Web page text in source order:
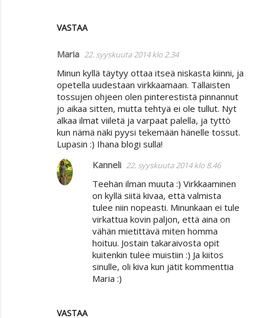
VASTAA
Maria 22. syyskuuta 2014 klo 2.34
Minun kyllä täytyy ottaa itseä niskasta kiinni, ja
opetella uudestaan virkkaamaan. Tällaisten
tossujen ohjeen olen pinterestistä pinnannut
jo aikaa sitten, mutta tehtyä ei ole tullut. Nyt
alkaa ilmat viiletä ja varpaat palella, ja tyttö
kun nämä näki pyysi tekemään hänelle tossut.
Lupasin :) Ihana blogi sulla!
VASTAA
Kanneli 22. syyskuuta 2014 klo 8.46
Teehän ilman muuta :) Virkkaaminen
on kyllä siitä kivaa, että valmista
tulee niin nopeasti. Minunkaan ei tule
virkattua kovin paljon, että aina on
vähän mietittävä miten homma
hoituu. Jostain takaraivosta opit
kuitenkin tulee muistiin :) Ja kiitos
sinulle, oli kiva kun jätit kommenttia
Maria :)